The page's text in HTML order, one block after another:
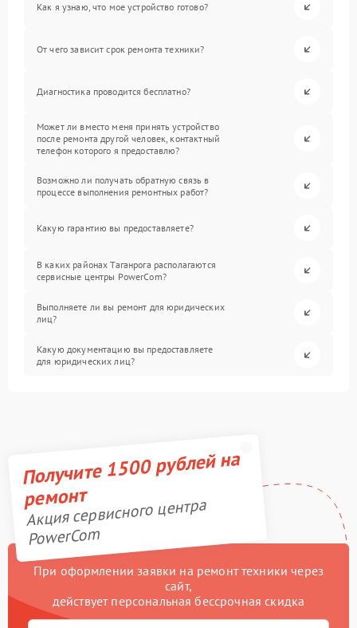
Как я узнаю, что мое устройство готово?
От чего зависит срок ремонта техники?
Диагностика проводится бесплатно?
Может ли вместо меня принять устройство
после ремонта другой человек, контактный
телефон которого я предоставлю?
Возможно ли получать обратную связь в
процессе выполнения ремонтных работ?
Какую гарантию вы предоставляете?
В каких районах Таганрога располагаются
сервисные центры PowerCom?
Выполняете ли вы ремонт для юридических
лиц?
Какую документацию вы предоставляете
для юридических лиц?
Получите 1500 рублей на
ремонт
Акция сервисного центра
PowerCom
При оформлении заявки на ремонт техники через
сайт,
действует персональная бессрочная скидка